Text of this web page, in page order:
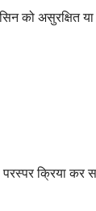
को असुरक्षित
परस्पर क्रिया